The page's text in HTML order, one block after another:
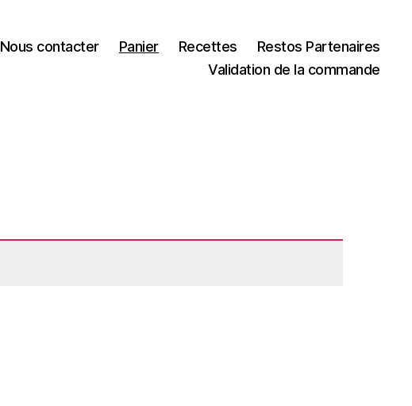
Nous contacter Panier Recettes
Restos Partenaires
Validation de la commande